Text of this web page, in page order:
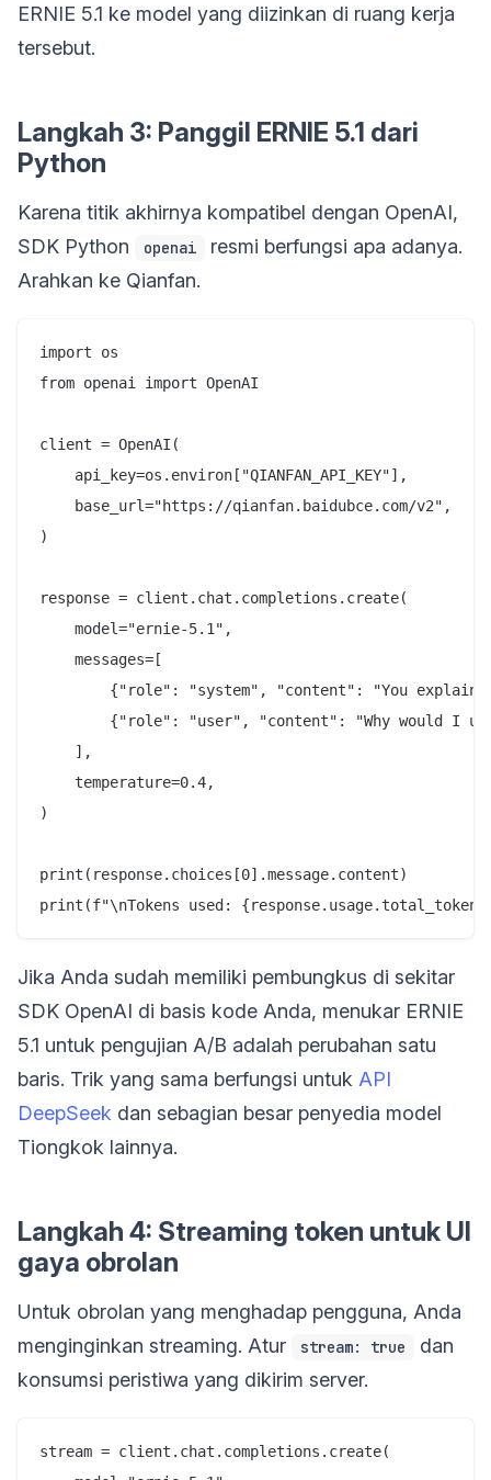
ERNIE 5.1 ke model yang diizinkan di ruang kerja
tersebut.
Langkah 3: Panggil ERNIE 5.1 dari
Python
Karena titik akhirnya kompatibel dengan OpenAI,
SDK Python
openai
resmi berfungsi apa adanya.
Arahkan ke Qianfan.
import os
from openai import OpenAI
client = OpenAI(
    api_key=os.environ["QIANFAN_API_KEY"],
    base_url="https://qianfan.baidubce.com/v2",
)
response = client.chat.completions.create(
    model="ernie-5.1",
    messages=[
{"role": "system", "content": "You explain
{"role": "user", "content": "Why would I
    ],
    temperature=0.4,
)
print(response.choices[0].message.content)
Jika Anda sudah memiliki pembungkus di sekitar
SDK OpenAI di basis kode Anda, menukar ERNIE
5.1 untuk pengujian A/B adalah perubahan satu
baris. Trik yang sama berfungsi untuk API
DeepSeek dan sebagian besar penyedia model
Tiongkok lainnya.
Langkah 4: Streaming token untuk UI
gaya obrolan
Untuk obrolan yang menghadap pengguna, Anda
menginginkan streaming. Atur
stream: true
dan
konsumsi peristiwa yang dikirim server.
stream = client.chat.completions.create(